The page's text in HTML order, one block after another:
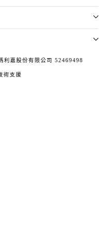
利嘉股份有限公司 52469498
術支援